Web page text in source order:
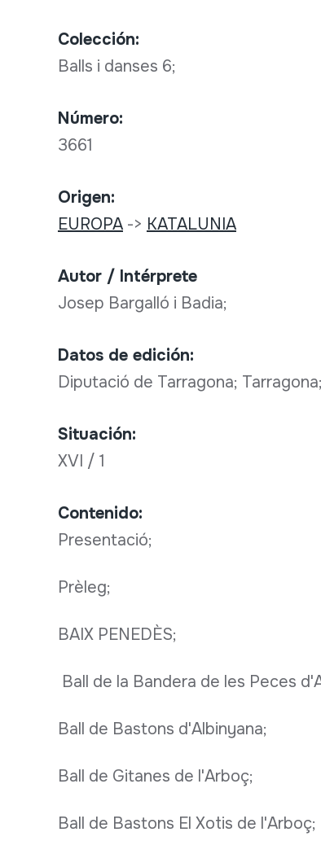
Colección:
Balls i danses 6;
Número:
3661
Origen:
EUROPA-> KATALUNIA
Autor / Intérprete
Josep Bargalló i Badia;
Datos de edición:
Diputació de Tarragona;
Situación:
XVI / 1
Contenido:
Presentació;
Prèleg;
BAIX PENEDÈS;
Ball de la Bandera de les Peces
Ball de Bastons d'Albinyana;
Ball de Gitanes de l'Arboç;
Ball de Bastons El Xotis de l'Arboç;